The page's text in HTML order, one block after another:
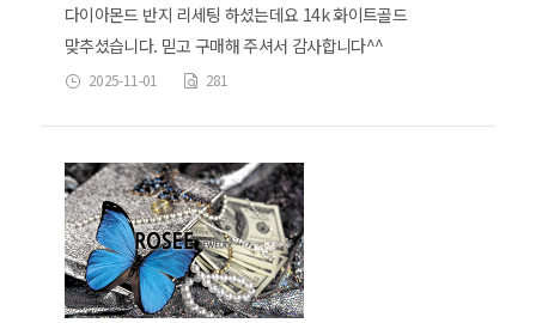
다이아몬드 반지 리세팅 하셨는데요 14k 화이트골드
맞추셨습니다. 믿고 구매해 주셔서 감사합니다^^
2025-11-01 281